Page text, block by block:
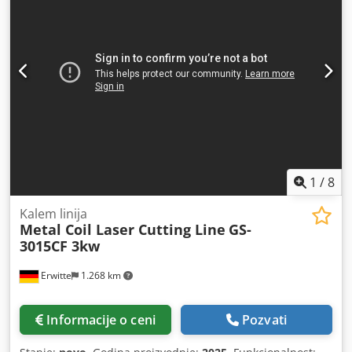
1 /8
Erwitte 1.268 km
Kalem linija
Metal Coil Laser Cutting Line GS-
3015CF 3kw
Informacije o ceni Pozvati